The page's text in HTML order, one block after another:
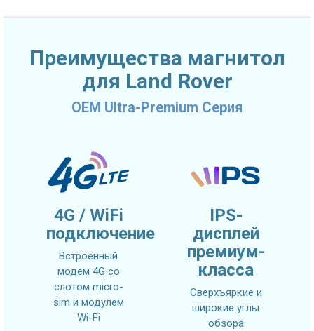
Преимущества магнитол
для Land Rover
OEM Ultra-Premium Серия
4G / WiFi
подключение
Встроенный
модем 4G со
слотом micro-
sim и модулем
Wi-Fi
IPS-
дисплей
премиум-
класса
Сверхъяркие и
широкие углы
обзора